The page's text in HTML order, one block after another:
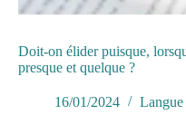
Doit-on élider puisque,
presque et quelque ?
16/01/2024 Langue